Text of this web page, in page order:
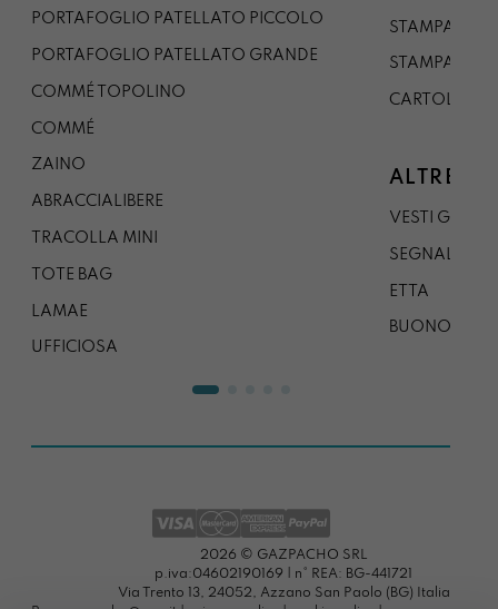
PORTAFOGLIO PATELLATO PICCOLO
PORTAFOGLIO PATELLATO GRANDE
COMMÉ TOPOLINO
COMMÉ
ZAINO
ABRACCIALIBERE
TRACOLLA MINI
TOTE BAG
LAMAE
UFFICIOSA
STAMPA A1
STAMPA A0
CARTOLINA
ALTRE
VESTI
SEGNALIBRO
ETTA
BUONO
2026 © GAZPACHO SRL
p.iva:04602190169 | n° REA: BG-441721
Via Trento 13, 24052, Azzano San Paolo (BG) Italia